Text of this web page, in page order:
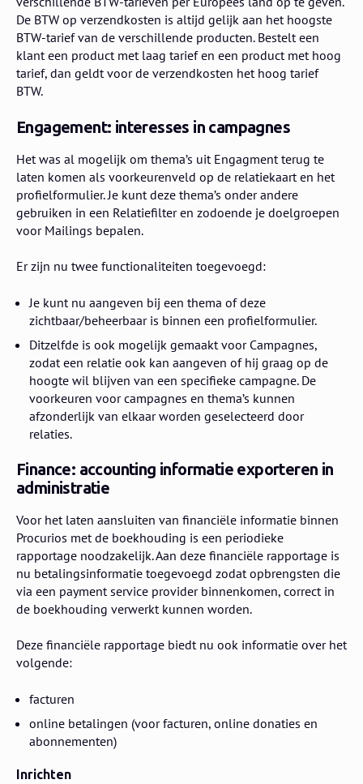
De BTW op verzendkosten is altijd gelijk aan het hoogste
BTW-tarief van de verschillende producten. Bestelt een
klant een product met laag tarief en een product met hoog
tarief, dan geldt voor de verzendkosten het hoog tarief
BTW.
Engagement: interesses in campagnes
Het was al mogelijk om thema’s uit Engagment terug te
laten komen als voorkeurenveld op de relatiekaart en het
profielformulier. Je kunt deze thema’s onder andere
gebruiken in een Relatiefilter en zodoende je doelgroepen
voor Mailings bepalen.
Er zijn nu twee functionaliteiten toegevoegd:
Je kunt nu aangeven bij een thema of deze
zichtbaar/beheerbaar is binnen een profielformulier.
Ditzelfde is ook mogelijk gemaakt voor Campagnes,
zodat een relatie ook kan aangeven of hij graag op de
hoogte wil blijven van een specifieke campagne. De
voorkeuren voor campagnes en thema’s kunnen
afzonderlijk van elkaar worden geselecteerd door
relaties.
Finance: accounting informatie exporteren in
administratie
Voor het laten aansluiten van financiële informatie binnen
Procurios met de boekhouding is een periodieke
rapportage noodzakelijk. Aan deze financiële rapportage is
nu betalingsinformatie toegevoegd zodat opbrengsten die
via een payment service provider binnenkomen, correct in
de boekhouding verwerkt kunnen worden.
Deze financiële rapportage biedt nu ook informatie over het
volgende:
facturen
online betalingen (voor facturen, online donaties en
abonnementen)
Inrichten